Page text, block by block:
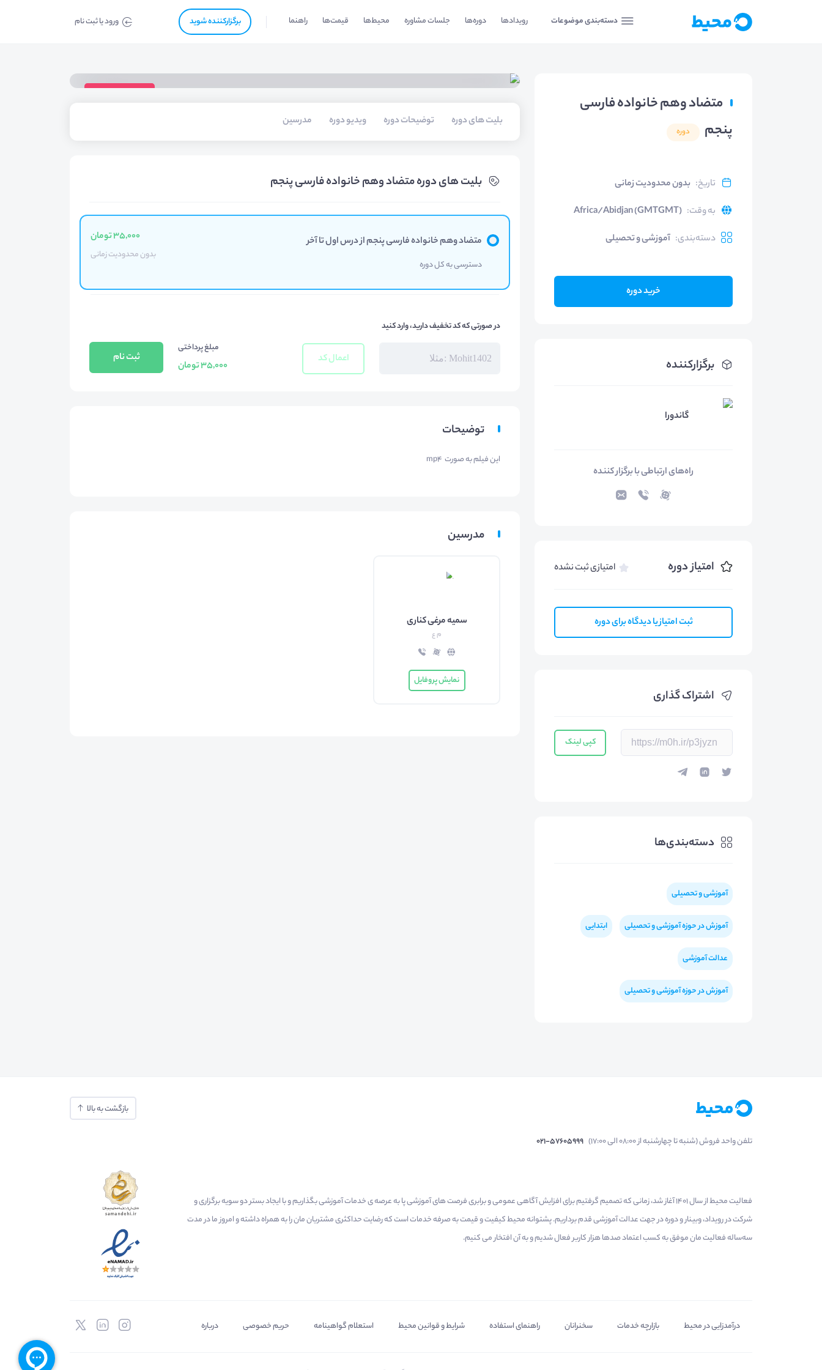
دسته‌بندی موضوعات رویدادها دوره‌ها جلسات مشاوره محیط‌ها قیمت‌ها راهنما برگزار‌‌کننده شوید ورود یا ثبت نام
متضاد وهم خانواده فارسی
پنجم
دوره
تاریخ: بدون محدودیت زمانی
به وقت:
Africa/Abidjan (GMTGMT)
دسته‌بندی: آموزشی و تحصیلی
خرید دوره
برگزارکننده
گاندورا
راه‌های ارتباطی با برگزار کننده
امتیاز دوره امتیازی ثبت نشده
ثبت امتیاز یا دیدگاه برای دوره
اشتراک گذاری
کپی لینک
دسته‌بندی‌ها
آموزشی و تحصیلی
آموزش در حوزه آموزشی و تحصیلی ابتدایی
عدالت آموزشی
آموزش در حوزه آموزشی و تحصیلی
بلیت های دوره
توضیحات دوره ویدیو دوره مدرسین
بلیت های دوره متضاد وهم خانواده فارسی پنجم
متضاد وهم خانواده فارسی پنجم از درس اول تا آخر
دسترسی به کل دوره
35,000 تومان
بدون محدودیت زمانی
در صورتی که کد تخفیف دارید، وارد کنید
اعمال کد
مبلغ پرداختی
35,000 تومان
ثبت نام
توضیحات
این فیلم به صورت mp4
مدرسین
سمیه مرغی کناری
م ع
نمایش پروفایل
بازگشت به بالا
تلفن واحد فروش (شنبه تا چهارشنبه از 08:00 الی 17:00) 021-57605999
فعالیت محیط از سال 1401 آغاز شد، زمانی که تصمیم گرفتیم برای افزایش آگاهی عمومی و برابری فرصت های آموزشی پا به عرصه ی خدمات آموزشی بگذاریم و با ایجاد بستر دو سویه برگزاری و
شرکت در رویداد، وبینار و دوره در جهت عدالت آموزشی قدم برداریم. پشتوانه محیط کیفیت و قیمت به صرفه خدمات است که رضایت حداکثری مشتریان مان را به همراه داشته و امروز ما در مدت
سه‌ساله فعالیت مان موفق به کسب اعتماد صدها هزار کاربر فعال شدیم و به آن افتخار می‌ کنیم.
درآمدزایی در محیط بازارچه خدمات سخنرانان راهنمای استفاده شرایط و قوانین محیط استعلام گواهینامه حریم خصوصی درباره